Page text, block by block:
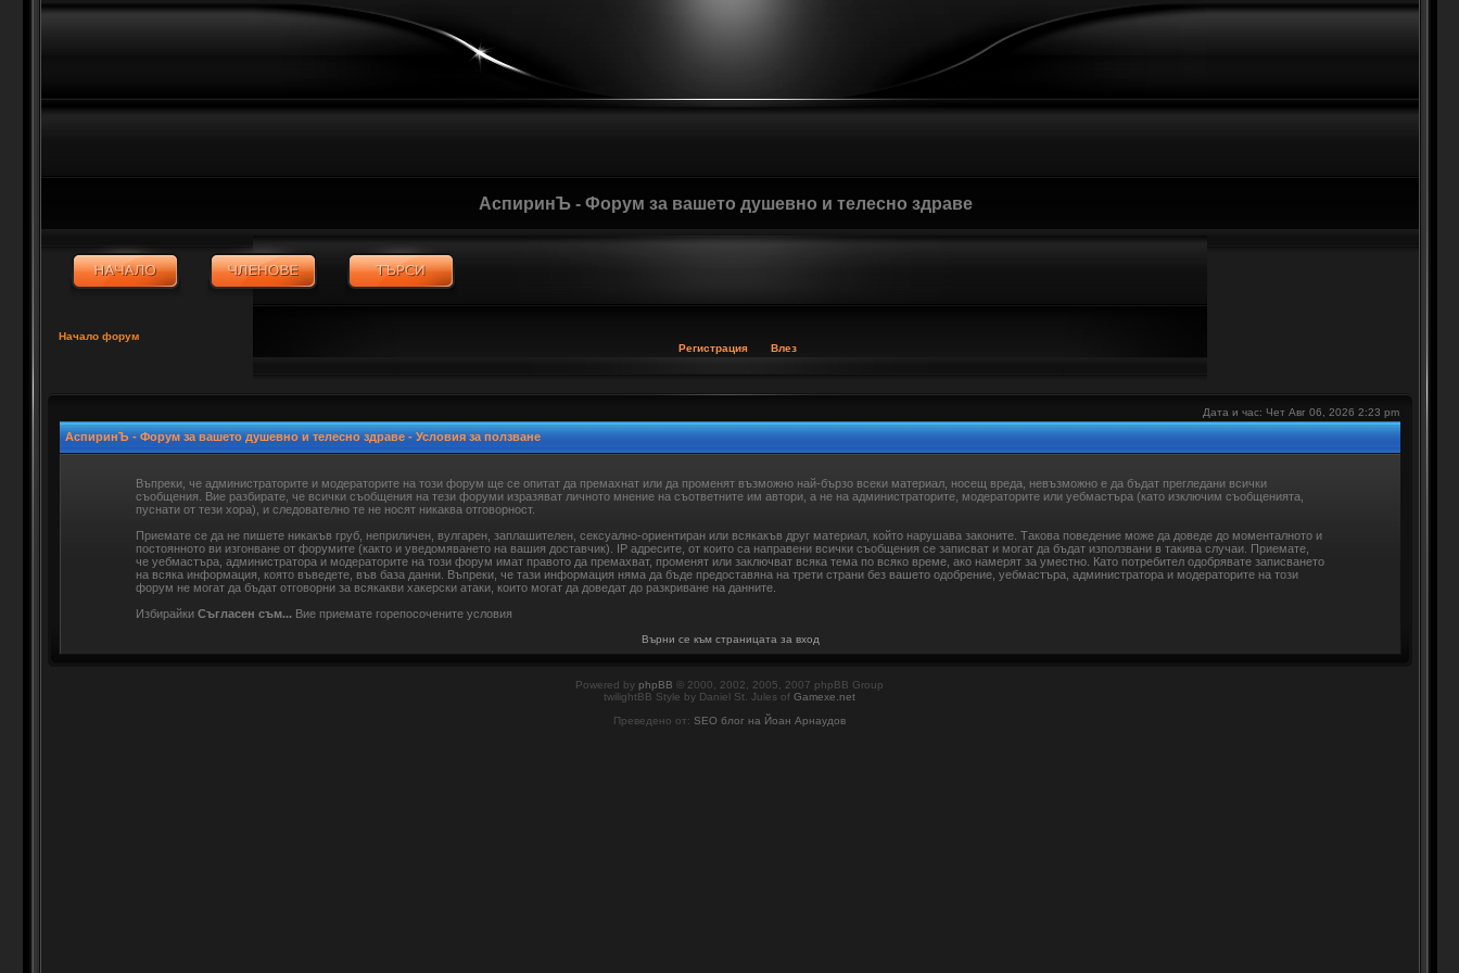
АспиринЪ - Форум за вашето душевно и телесно здраве
Начало форум
Регистрация
Влез
Дата и час: Чет Авг 06, 2026 2:23 pm
АспиринЪ - Форум за вашето душевно и телесно здраве - Условия за ползване
Въпреки, че администраторите и модераторите на този форум ще се опитат да премахнат или да променят възможно най-бързо всеки материал, носещ вреда, невъзможно е да бъдат прегледани всички
съобщения. Вие разбирате, че всички съобщения на тези форуми изразяват личното мнение на съответните им автори, а не на администраторите, модераторите или уебмастъра (като изключим съобщенията,
пуснати от тези хора), и следователно те не носят никаква отговорност.
Приемате се да не пишете никакъв груб, неприличен, вулгарен, заплашителен, сексуално-ориентиран или всякакъв друг материал, който нарушава законите. Такова поведение може да доведе до моменталното и
постоянното ви изгонване от форумите (както и уведомяването на вашия доставчик). IP адресите, от които са направени всички съобщения се записват и могат да бъдат използвани в такива случаи. Приемате,
че уебмастъра, администратора и модераторите на този форум имат правото да премахват, променят или заключват всяка тема по всяко време, ако намерят за уместно. Като потребител одобрявате записването
на всяка информация, която въведете, във база данни. Въпреки, че тази информация няма да бъде предоставяна на трети страни без вашето одобрение, уебмастъра, администратора и модераторите на този
форум не могат да бъдат отговорни за всякакви хакерски атаки, които могат да доведат до разкриване на данните.
Избирайки Съгласен съм... Вие приемате горепосочените условия
Върни се към страницата за вход
Powered by phpBB © 2000, 2002, 2005, 2007 phpBB Group
twilightBB Style by Daniel St. Jules of Gamexe.net
Преведено от: SEO блог на Йоан Арнаудов